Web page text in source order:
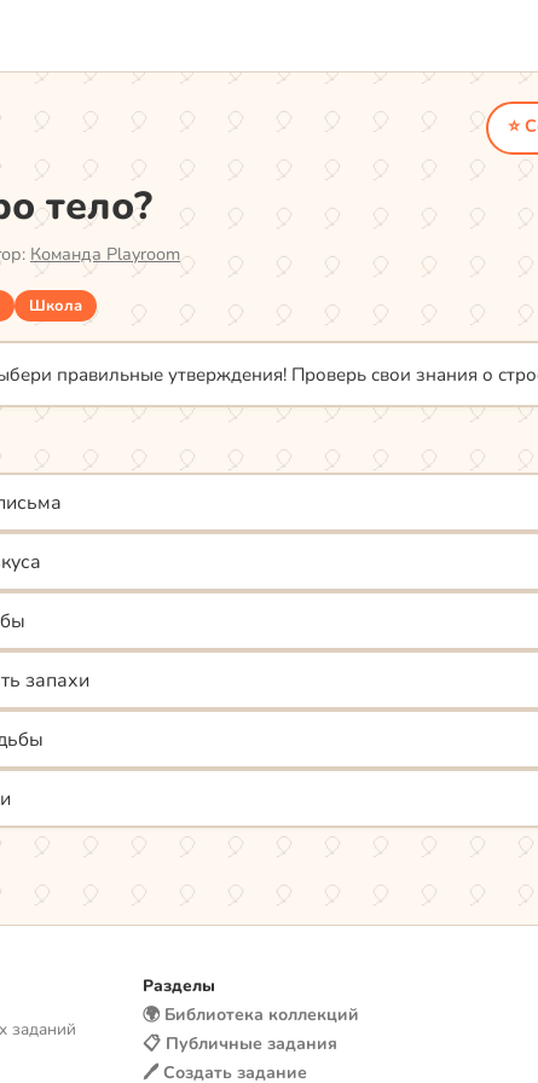
⭐
тело?
Команда Playroom
Школа
правильные утверждения! Проверь свои знания о
запахи
заданий
Разделы
🌍 Библиотека коллекций
📋 Публичные задания
🖊️ Создать задание